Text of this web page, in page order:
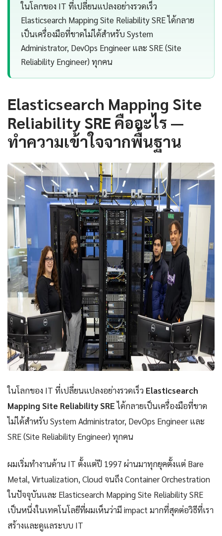
ในโลกของ IT ที่เปลี่ยนแปลงอย่างรวดเร็ว
Elasticsearch Mapping Site Reliability SRE ได้กลาย
เป็นเครื่องมือที่ขาดไม่ได้สำหรับ System
Administrator, DevOps Engineer และ SRE (Site
Reliability Engineer) ทุกคน
Elasticsearch Mapping Site
Reliability SRE คืออะไร —
ทำความเข้าใจจากพื้นฐาน
ในโลกของ IT ที่เปลี่ยนแปลงอย่างรวดเร็ว Elasticsearch
Mapping Site Reliability SREได้กลายเป็นเครื่องมือที่ขาด
ไม่ได้สำหรับ System Administrator, DevOps Engineer และ
SRE (Site Reliability Engineer) ทุกคน
ผมเริ่มทำงานด้าน IT ตั้งแต่ปี 1997 ผ่านมาทุกยุคตั้งแต่ Bare
Metal, Virtualization, Cloud จนถึง Container Orchestration
ในปัจจุบันและ Elasticsearch Mapping Site Reliability SRE
เป็นหนึ่งในเทคโนโลยีที่ผมเห็นว่ามี impact มากที่สุดต่อวิธีที่เรา
สร้างและดูแลระบบ IT